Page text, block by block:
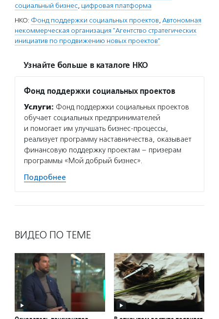
социальный бизнес, цифровая платформа
НКО: Фонд поддержки социальных проектов, Автономная
некоммерческая организация "Агентство стратегических
инициатив по продвижению новых проектов"
Узнайте больше в каталоге НКО
Фонд поддержки социальных проектов
Услуги: Фонд поддержки социальных проектов
обучает социальных предпринимателей
и помогает им улучшать бизнес-процессы,
реализует программу наставничества, оказывает
финансовую поддержку проектам – призерам
программы «Мой добрый бизнес».
Подробнее
ВИДЕО ПО ТЕМЕ